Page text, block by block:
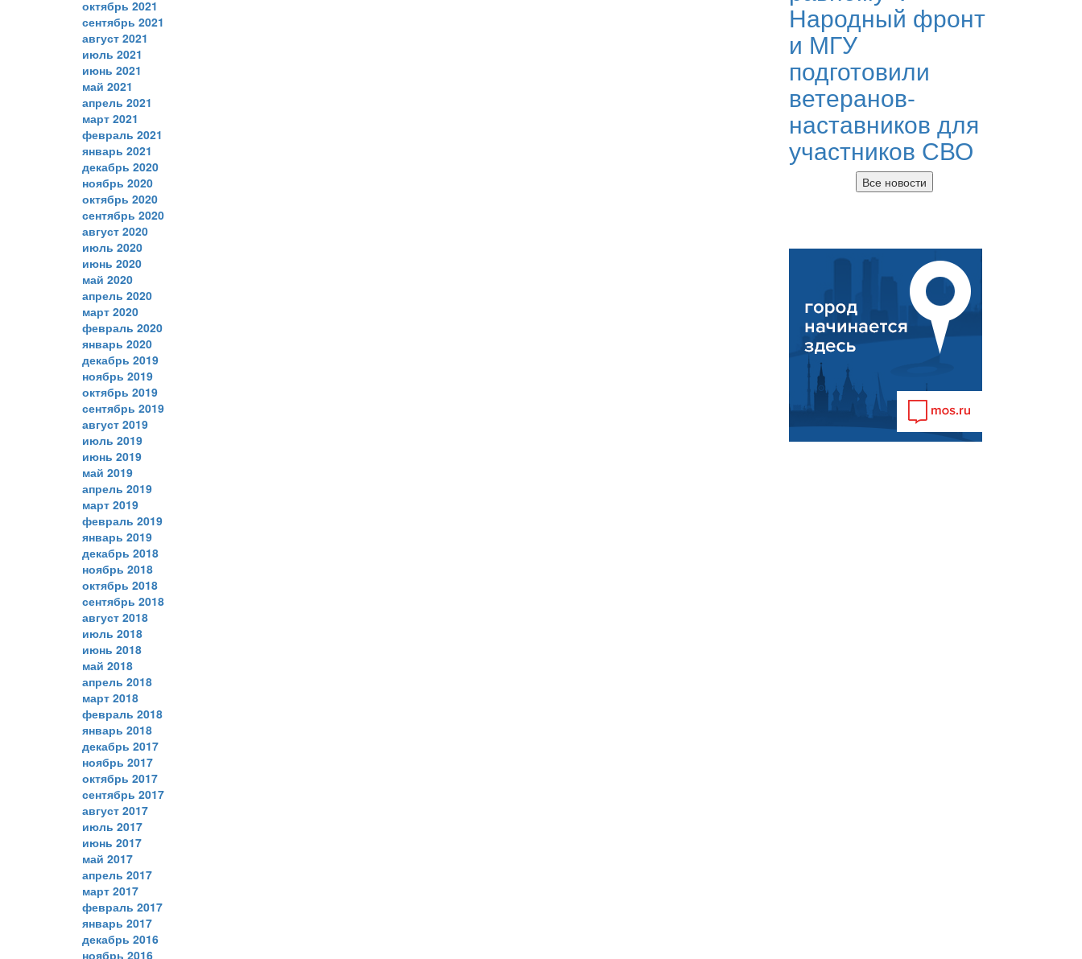
октябрь 2021
сентябрь 2021
август 2021
июль 2021
июнь 2021
май 2021
апрель 2021
март 2021
февраль 2021
январь 2021
декабрь 2020
ноябрь 2020
октябрь 2020
сентябрь 2020
август 2020
июль 2020
июнь 2020
май 2020
апрель 2020
март 2020
февраль 2020
январь 2020
декабрь 2019
ноябрь 2019
октябрь 2019
сентябрь 2019
август 2019
июль 2019
июнь 2019
май 2019
апрель 2019
март 2019
февраль 2019
январь 2019
декабрь 2018
ноябрь 2018
октябрь 2018
сентябрь 2018
август 2018
июль 2018
июнь 2018
май 2018
апрель 2018
март 2018
февраль 2018
январь 2018
декабрь 2017
ноябрь 2017
октябрь 2017
сентябрь 2017
август 2017
июль 2017
июнь 2017
май 2017
апрель 2017
март 2017
февраль 2017
январь 2017
декабрь 2016
ноябрь 2016
Народный фронт
и МГУ
подготовили
ветеранов-
наставников для
участников СВО
Все новости